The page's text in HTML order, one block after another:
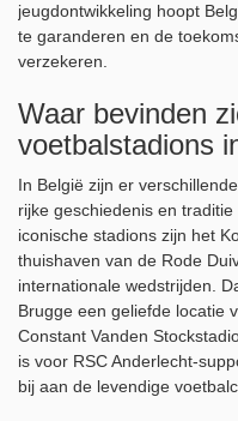
jeugdontwikkeling hoopt
te garanderen en de
verzekeren.
Waar bevinden
voetbalstadions
In België zijn er
rijke geschiedenis en
iconische stadions zijn het
thuishaven van de Rode
internationale wedstrijden.
Brugge een geliefde locatie
Constant Vanden
is voor RSC Anderlecht-
bij aan de levendige